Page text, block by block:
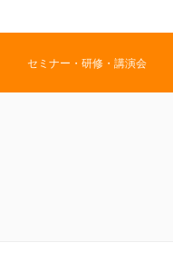
セミナー・研修・講演会